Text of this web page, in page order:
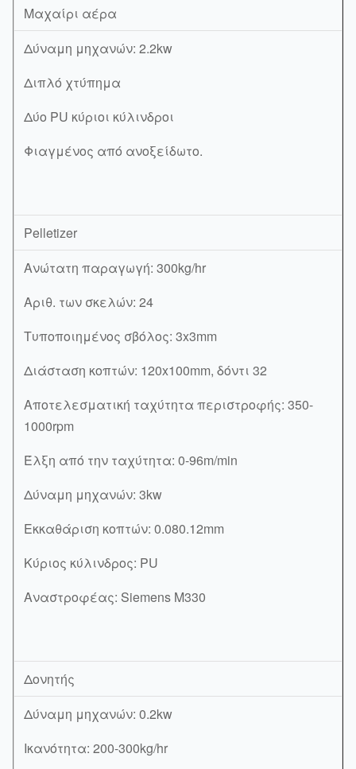
Μαχαίρι αέρα
Δύναμη μηχανών: 2.2kw
Διπλό χτύπημα
Δύο PU κύριοι κύλινδροι
Φιαγμένος από ανοξείδωτο.
Pelletizer
Ανώτατη παραγωγή: 300kg/hr
Αριθ. των σκελών: 24
Τυποποιημένος σβόλος: 3x3mm
Διάσταση κοπτών: 120x100mm, δόντι 32
Αποτελεσματική ταχύτητα περιστροφής: 350-
1000rpm
Έλξη από την ταχύτητα: 0-96m/min
Δύναμη μηχανών: 3kw
Εκκαθάριση κοπτών: 0.080.12mm
Κύριος κύλινδρος: PU
Αναστροφέας: Siemens M330
Δονητής
Δύναμη μηχανών: 0.2kw
Ικανότητα: 200-300kg/hr